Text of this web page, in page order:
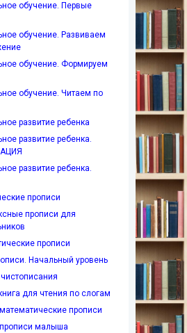
обучение. Первые
обучение. Развиваем
обучение. Формируем
обучение. Читаем по
развитие ребенка
развитие ребенка.
развитие ребенка.
прописи
прописи для
прописи
Начальный уровень
для чтения по слогам
прописи
малыша